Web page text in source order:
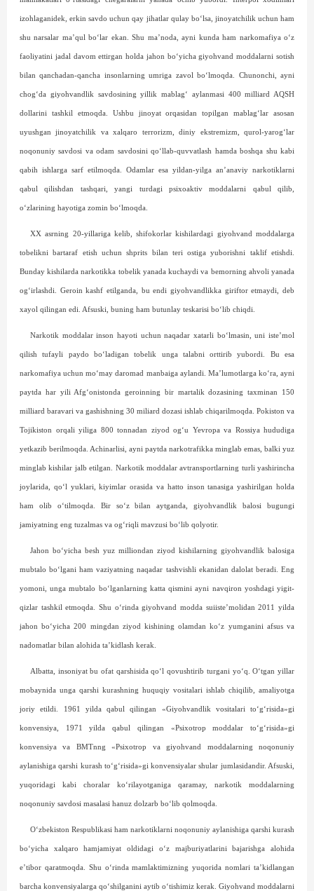
izohlaganidek, erkin savdo uchun qay jihatlar qulay bo‘lsa, jinoyatchilik uchun ham
shu narsalar ma’qul bo‘lar ekan. Shu ma’noda, ayni kunda ham narkomafiya o‘z
faoliyatini jadal davom ettirgan holda jahon bo‘yicha giyohvand moddalarni sotish
bilan qanchadan-qancha insonlarning umriga zavol bo‘l­moqda. Chunonchi, ayni
chog‘da giyohvandlik savdosining yillik mablag‘ aylanmasi 400 milliard AQSH
dollarini tashkil etmoqda. Ushbu jinoyat orqasidan topilgan mablag‘lar asosan
uyushgan jinoyatchilik va xalqaro terrorizm, diniy ekstremizm, qurol-yarog‘lar
noqonuniy savdosi va odam savdosini qo‘llab-quvvatlash hamda bosh­qa shu kabi
qabih ishlarga sarf etilmoqda. Odamlar esa yildan-yilga an’anaviy narkotiklarni
qabul qilishdan tashqari, yangi turdagi psixoaktiv moddalarni qabul qilib,
o‘zlarining hayotiga zomin bo‘lmoqda.
XX asrning 20-yillariga kelib, shifokorlar kishilardagi giyohvand moddalarga
tobelikni bartaraf etish uchun shprits bilan teri ostiga yuborishni taklif etishdi.
Bunday kishilarda narkotikka tobelik yanada kuchaydi va bemorning ahvoli yanada
og‘irlashdi. Geroin kashf etilganda, bu endi giyohvandlikka giriftor etmaydi, deb
xayol qilingan edi. Afsuski, buning ham butunlay teskarisi bo‘lib chiqdi.
Narkotik moddalar inson hayoti uchun naqadar xatarli bo‘lmasin, uni iste’mol
qilish tufayli paydo bo‘ladigan tobelik unga talabni orttirib yubordi. Bu esa
narkomafiya uchun mo‘may daromad manbaiga aylandi. Ma’lumotlarga ko‘ra, ayni
paytda har yili Afg‘onistonda geroinning bir martalik dozasining taxminan 150
milliard baravari va gashishning 30 miliard dozasi ishlab chiqarilmoqda. Pokiston va
Tojikiston orqali yiliga 800 tonnadan ziyod og‘u Yevropa va Rossiya hududiga
yetkazib berilmoqda. Achinarlisi, ayni paytda narkotrafikka minglab emas, balki yuz
minglab kishilar jalb etilgan. Narkotik moddalar avtransport­larning turli yashirincha
joylarida, qo‘l yuklari, kiyimlar orasida va hatto inson tanasiga yashirilgan hol­da
ham olib o‘tilmoqda. Bir so‘z bilan aytganda, giyohvandlik balosi bugungi
jamiyatning eng tuzalmas va og‘riqli mavzusi bo‘lib qolyotir.
Jahon bo‘yicha besh yuz milliondan ziyod kishilarning giyohvandlik balosiga
mubtalo bo‘lgani ham vaziyatning naqadar tashvishli ekanidan dalolat beradi. Eng
yomoni, unga mubtalo bo‘lganlarning katta qismini ayni navqiron yoshdagi yigit-
qizlar tashkil etmoqda. Shu o‘rinda giyohvand modda suiiste’molidan 2011 yilda
jahon bo‘yicha 200 ming­dan ziyod kishining olamdan ko‘z yumganini afsus va
nadomatlar bilan alohida ta’kidlash kerak.
Albatta, insoniyat bu ofat qarshisida qo‘l qovushtirib turgani yo‘q. O‘tgan yillar
mobaynida unga qarshi kurashning huquqiy vositalari ishlab chiqilib, amaliyotga
joriy etildi. 1961 yilda qabul qilingan «Giyohvandlik vositalari to‘g‘risida»gi
konvensiya, 1971 yilda qabul qilingan «Psixotrop moddalar to‘g‘risida»gi
konvensiya va BMTnng «Psixotrop va giyohvand moddalarning noqonuniy
aylanishiga qarshi kurash to‘g‘risida»gi konvensiyalar shular jumlasidandir. Afsuski,
yuqoridagi kabi choralar ko‘rilayotganiga qaramay, narkotik moddalarning
noqonuniy savdosi masalasi hanuz dolzarb bo‘lib qolmoqda.
O‘zbekiston Respublikasi ham narkotiklarni noqonuniy aylanishiga qarshi kurash
bo‘yicha xalqaro hamjamiyat oldidagi o‘z majburiyatlarini bajarishga alohida
e’tibor qaratmoqda. Shu o‘rinda mamlaktimizning yuqorida nomlari ta’kidlangan
barcha konvensiyalarga qo‘shilganini aytib o‘tishimiz kerak. Giyohvand moddalarni